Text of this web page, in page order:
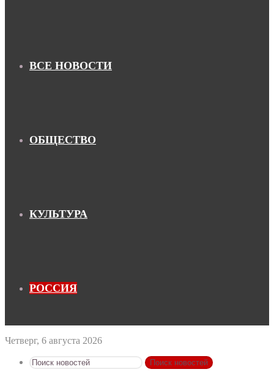
ВСЕ НОВОСТИ
ОБЩЕСТВО
КУЛЬТУРА
РОССИЯ
Четверг, 6 августа 2026
Поиск новостей